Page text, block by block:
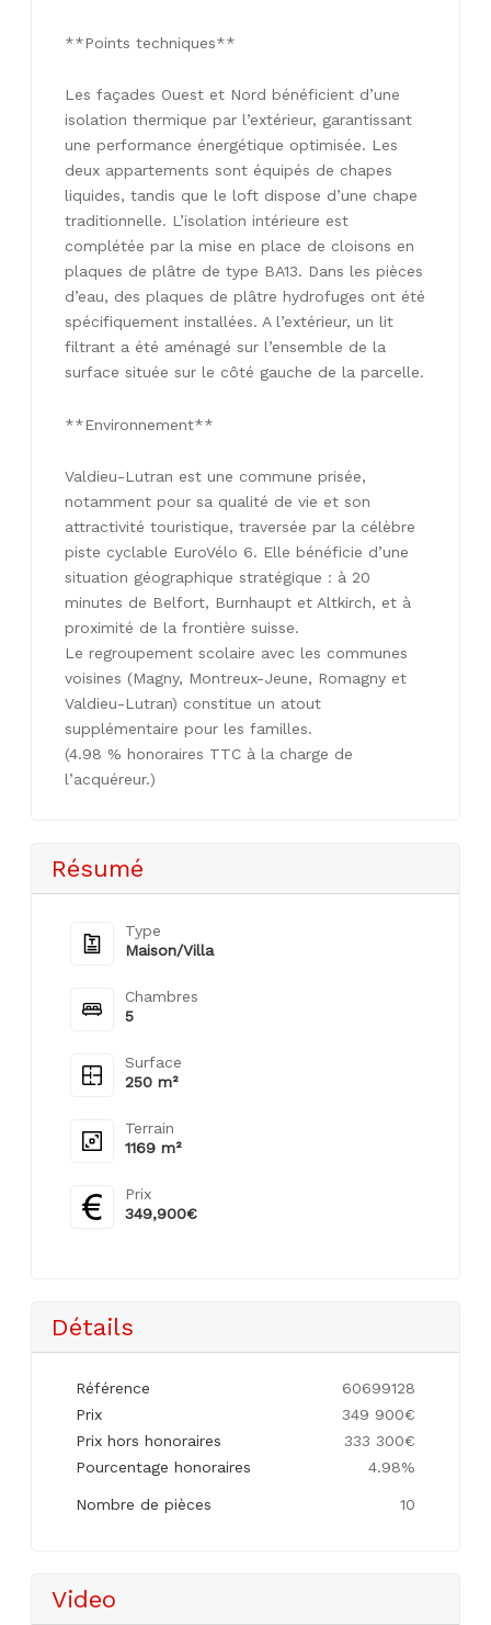
**Points techniques**
Les façades Ouest et Nord bénéficient d’une
isolation thermique par l’extérieur, garantissant
une performance énergétique optimisée. Les
deux appartements sont équipés de chapes
liquides, tandis que le loft dispose d’une chape
traditionnelle. L’isolation intérieure est
complétée par la mise en place de cloisons en
plaques de plâtre de type BA13. Dans les pièces
d’eau, des plaques de plâtre hydrofuges ont été
spécifiquement installées. A l’extérieur, un lit
filtrant a été aménagé sur l’ensemble de la
surface située sur le côté gauche de la parcelle.
**Environnement**
Valdieu-Lutran est une commune prisée,
notamment pour sa qualité de vie et son
attractivité touristique, traversée par la célèbre
piste cyclable EuroVélo 6. Elle bénéficie d’une
situation géographique stratégique : à 20
minutes de Belfort, Burnhaupt et Altkirch, et à
proximité de la frontière suisse.
Le regroupement scolaire avec les communes
voisines (Magny, Montreux-Jeune, Romagny et
Valdieu-Lutran) constitue un atout
supplémentaire pour les familles.
(4.98 % honoraires TTC à la charge de
l’acquéreur.)
Résumé
Type
Maison/Villa
Chambres
5
Surface
250 m²
Terrain
1169 m²
Prix
349,900€
Détails
Référence
60699128
Prix
349 900€
Prix hors honoraires
333 300€
Pourcentage honoraires
4.98%
Nombre de pièces 10
Video